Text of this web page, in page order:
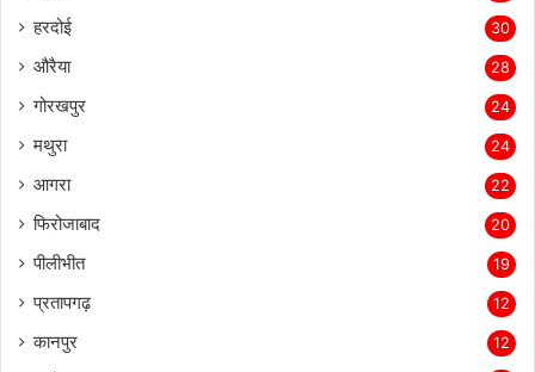
हरदोई 30
औरैया 28
गोरखपुर 24
मथुरा 24
आगरा 22
फिरोजाबाद 20
पीलीभीत 19
प्रतापगढ़ 12
कानपुर 12